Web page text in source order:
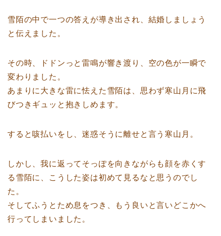
雪陌の中で一つの答えが導き出され、結婚しましょう
と伝えました。
その時、ドドンっと雷鳴が響き渡り、空の色が一瞬で
変わりました。
あまりに大きな雷に怯えた雪陌は、思わず寒山月に飛
びつきギュッと抱きしめます。
すると咳払いをし、迷惑そうに離せと言う寒山月。
しかし、我に返ってそっぽを向きながらも顔を赤くす
る雪陌に、こうした姿は初めて見るなと思うのでし
た。
そしてふうとため息をつき、もう良いと言いどこかへ
行ってしまいました。